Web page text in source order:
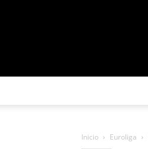
Inicio Euroliga